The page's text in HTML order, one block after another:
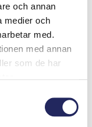
och annan
medier och
med.
med annan
som de har